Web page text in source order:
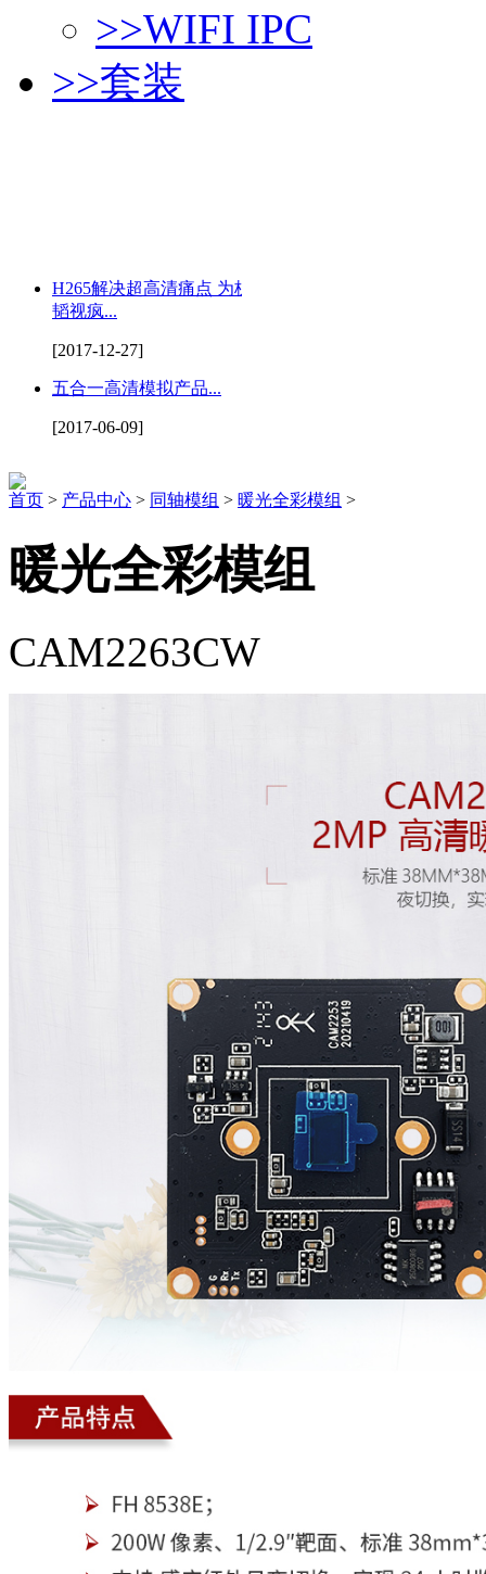
>>WIFI IPC
>>套装
H265解决超高清痛点 为杭州
韬视疯...
[2017-12-27]
五合一高清模拟产品...
[2017-06-09]
首页 > 产品中心 > 同轴模组 > 暖光全彩模组 >
暖光全彩模组
CAM2263CW